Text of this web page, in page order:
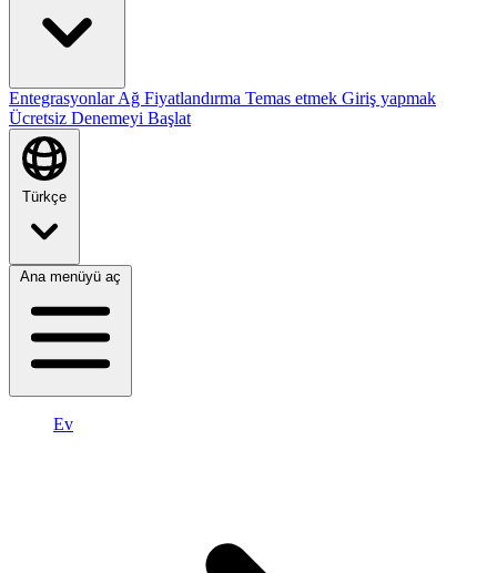
EntegrasyonlarAğ Fiyatlandırma Temas etmek Giriş yapmak
Ücretsiz Denemeyi Başlat
Türkçe
Ana menüyü aç
Ev